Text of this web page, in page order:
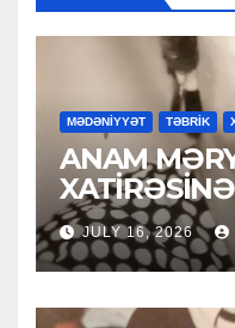
MƏDƏNİYYƏT TƏBRİK
ANAM
XATİRƏSİNƏ
JULY 16, 2026